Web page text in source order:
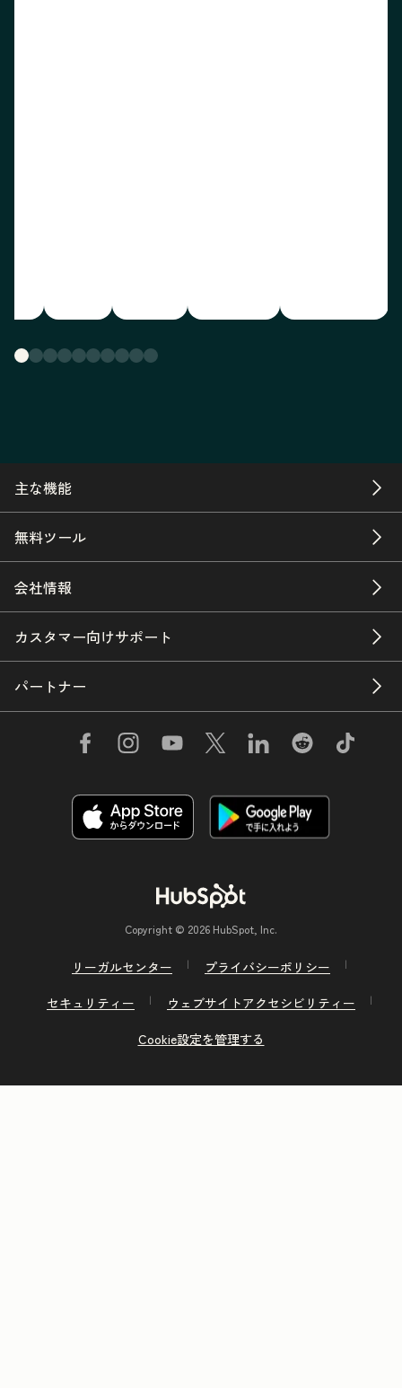
主な機能
無料ツール
会社情報
カスタマー向けサポート
パートナー
Copyright © 2026 HubSpot, Inc.
リーガルセンター
プライバシーポリシー
セキュリティー
ウェブサイトアクセシビリティー
Cookie設定を管理する